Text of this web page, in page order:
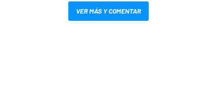
VER MÁS Y COMENTAR